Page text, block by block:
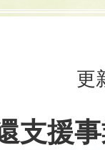
更
支援